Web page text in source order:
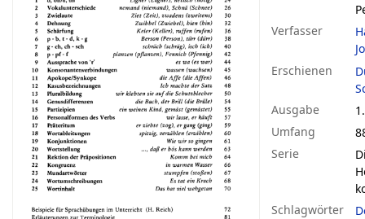
Verfasser
Erschienen
Ausgabe
Umfang
Serie
Schlagwörter